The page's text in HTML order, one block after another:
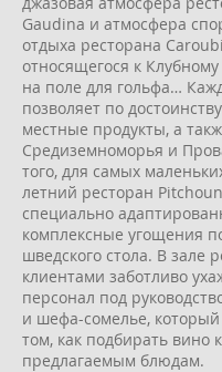
Gaudina и атмосфера
отдыха ресторана
относящегося к
на поле для гольфа…
позволяет по
местные продукты, а
Средиземноморья и
того, для самых
летний ресторан
специально
комплексные угощения
шведского стола. В зале
клиентами заботливо
персонал под
и шефа-сомелье, который
том, как подбирать вино к
предлагаемым блюдам.